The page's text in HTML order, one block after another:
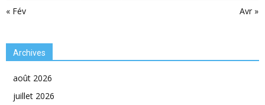
« Fév Avr »
Archives
août 2026
juillet 2026